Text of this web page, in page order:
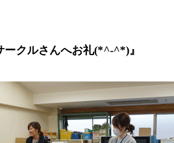
ークルさんへお礼(*^-^*)』